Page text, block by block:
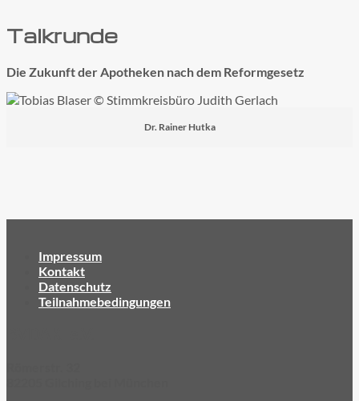
Talkrunde
Die Zukunft der Apotheken nach dem Reformgesetz
Dr. Rainer Hutka
Impressum
Kontakt
Datenschutz
Teilnahmebedingungen